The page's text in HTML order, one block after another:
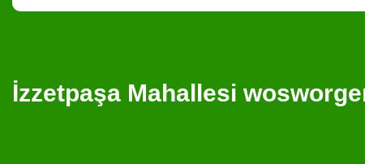
İzzetpaşa Mahallesi